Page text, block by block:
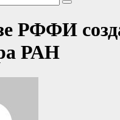
РФФИ
РАН